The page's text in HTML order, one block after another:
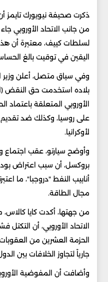
ذكرت صحيفة نيويورك تايمز أن
من جانب الاتحاد الأوروبي
لسلطات كييف، معتبرة أن
اليقين في توقيت بالغ
وفي سياق متصل، أعلن وزير
بلاده استخدمت حق النقض
الأوروبي المتعلقة باعتماد
لأوكرانيا.
وأوضح سيارتو، عقب اجتماع
بروكسل، أن سبب اعتراض
أنابيب النفط "دروجبا"، ما
مجال الطاقة.
من جهتها، أكدت كايا
الاتحاد الأوروبي، أن
الحزمة العشرين من
جارياً لتجاوز الخلافات بين
وأضافت أن المفوضية